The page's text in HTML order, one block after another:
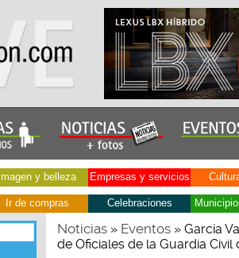
Imagen y belleza Empresas y servicios
Ir de compras Celebraciones
Noticias» Eventos» García
de Oficiales de la Guardia